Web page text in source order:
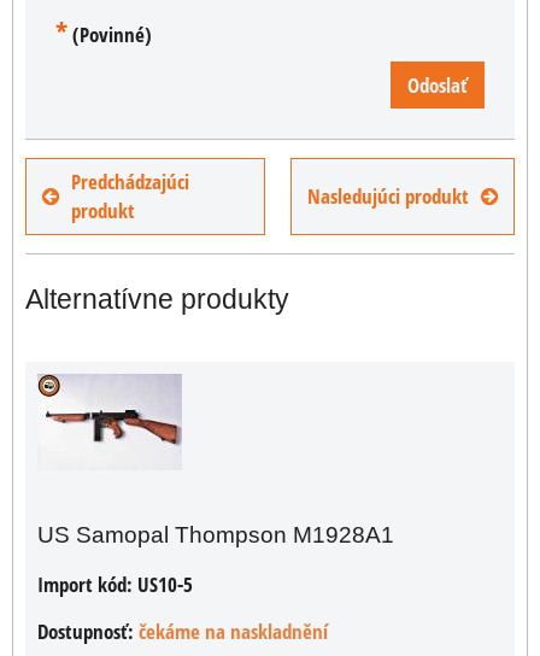
*(Povinné)
Odoslať
Predchádzajúci
produkt
Nasledujúci produkt
Alternatívne produkty
US Samopal Thompson M1928A1
Import kód: US10-5
Dostupnosť: čekáme na naskladnění